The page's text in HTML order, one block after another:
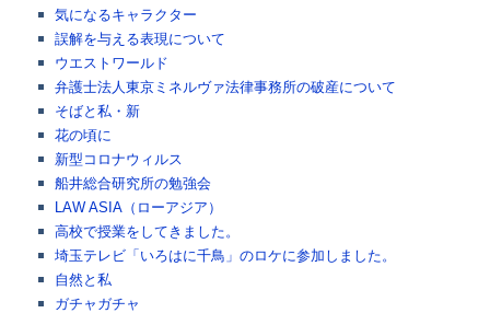
気になるキャラクター
誤解を与える表現について
ウエストワールド
弁護士法人東京ミネルヴァ法律事務所の破産について
そばと私・新
花の頃に
新型コロナウィルス
船井総合研究所の勉強会
LAW ASIA（ローアジア）
高校で授業をしてきました。
埼玉テレビ「いろはに千鳥」のロケに参加しました。
自然と私
ガチャガチャ